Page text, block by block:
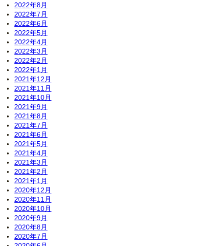
2022年8月
2022年7月
2022年6月
2022年5月
2022年4月
2022年3月
2022年2月
2022年1月
2021年12月
2021年11月
2021年10月
2021年9月
2021年8月
2021年7月
2021年6月
2021年5月
2021年4月
2021年3月
2021年2月
2021年1月
2020年12月
2020年11月
2020年10月
2020年9月
2020年8月
2020年7月